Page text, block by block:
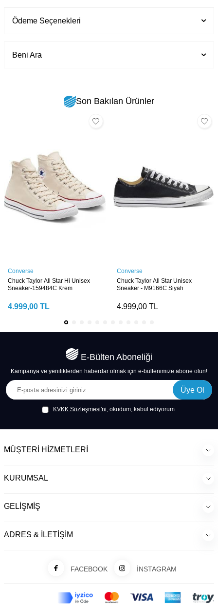
Ödeme Seçenekleri
Beni Ara
Son Bakılan Ürünler
Converse
Chuck Taylor All Star Hi Unisex
Sneaker-159484C Krem
4.999,00 TL
Converse
Chuck Taylor All Star Unisex
Sneaker - M9166C Siyah
4.999,00TL
E-Bülten Aboneliği
Kampanya ve yeniliklerden haberdar olmak için e-bültenimize abone olun!
Üye Ol
KVKK Sözleşmesi'ni, okudum, kabul ediyorum.
MÜŞTERI HIZMETLERI
KURUMSAL
GELIŞMIŞ
ADRES & İLETIŞIM
FACEBOOK İNSTAGRAM